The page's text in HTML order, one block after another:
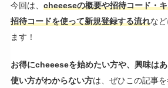
今回は、 cheeeseの概要や招待コード・
招待コードを使って新規登録する流れな
ます！
お得にcheeeseを始めたい方や、興味は
使い方がわからない方は、ぜひこの記事を